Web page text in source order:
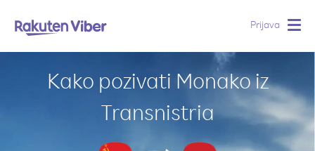
Prijava
Kako pozivati Monako iz
Transnistria